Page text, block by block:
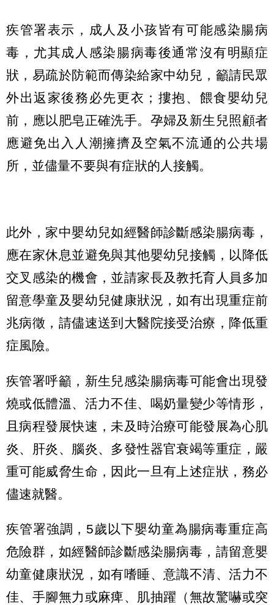
疾管署表示，成人及小孩皆有可能感染腸病
毒，尤其成人感染腸病毒後通常沒有明顯症
狀，易疏於防範而傳染給家中幼兒，籲請民眾
外出返家後務必先更衣；摟抱、餵食嬰幼兒
前，應以肥皂正確洗手。孕婦及新生兒照顧者
應避免出入人潮擁擠及空氣不流通的公共場
所，並儘量不要與有症狀的人接觸。
此外，家中嬰幼兒如經醫師診斷感染腸病毒，
應在家休息並避免與其他嬰幼兒接觸，以降低
交叉感染的機會，並請家長及教托育人員多加
留意學童及嬰幼兒健康狀況，如有出現重症前
兆病徵，請儘速送到大醫院接受治療，降低重
症風險。
疾管署呼籲，新生兒感染腸病毒可能會出現發
燒或低體溫、活力不佳、喝奶量變少等情形，
且病程發展快速，未及時治療可能發展為心肌
炎、肝炎、腦炎、多發性器官衰竭等重症，嚴
重可能威脅生命，因此一旦有上述症狀，務必
儘速就醫。
疾管署強調，5歲以下嬰幼童為腸病毒重症高
危險群，如經醫師診斷感染腸病毒，請留意嬰
幼童健康狀況，如有嗜睡、意識不清、活力不
佳、手腳無力或麻痺、肌抽躍（無故驚嚇或突